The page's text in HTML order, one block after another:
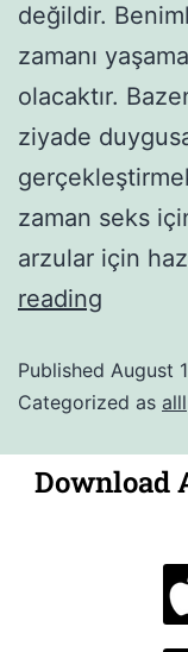
değildir.
zamanı
olacaktır.
ziyade
zaman seks
arzular için
reading
Published August
Categorized as alll
Download